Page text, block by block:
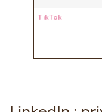
TikTok